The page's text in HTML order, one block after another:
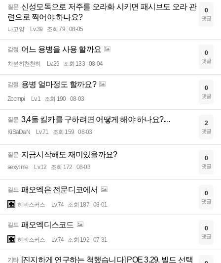
질문 신성모독으로 저주를 오라화 시키면 패시브도 오라 관
련으로 찍어야 하나요?
나고양 Lv.39 조회 79 08-05
0
댓글
감정 어느 용병을 사용 할까요
차분히천천히 Lv.29 조회 133 08-04
0
댓글
감정 용병 얼마정도 할까요?
Zcompi Lv.1 조회 190 08-03
0
댓글
질문 3,4돌 킬카를 구하려면 어떻게 해야 하나요?....
KiSaDaN Lv.71 조회 159 08-03
2
댓글
질문 지금시작해도 재미있을까요?
sexytime Lv.12 조회 172 08-03
0
댓글
길드 패오엑은 전문디코에서
히비스커스 Lv.74 조회 187 08-01
0
댓글
길드 패오엑디스코드
히비스커스 Lv.74 조회 192 07-31
0
댓글
기타 [진지하게 연구하는 척했습니다] POE 3.29, 빌드 선택